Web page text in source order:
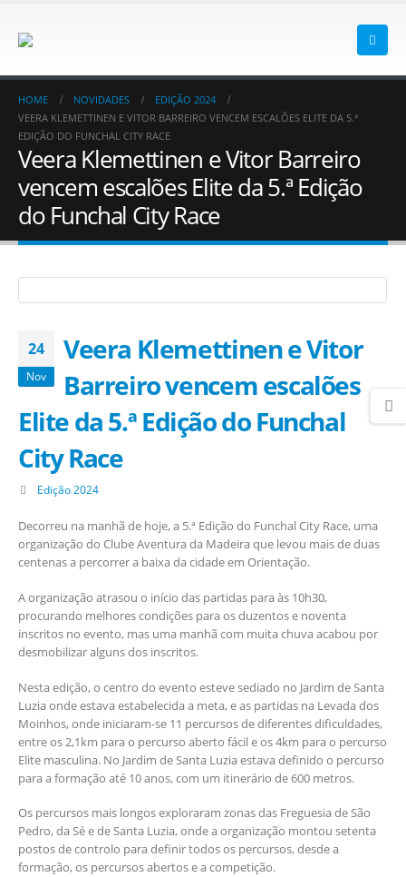
HOME NOVIDADES
EDIÇÃO 2024
VEERA KLEMETTINEN E VITOR BARREIRO VENCEM ESCALÕES ELITE DA 5.ª
EDIÇÃO DO FUNCHAL CITY RACE
Veera Klemettinen e Vitor Barreiro
vencem escalões Elite da 5.ª Edição
do Funchal City Race
24
Nov
Veera Klemettinen e Vitor
Barreiro vencem escalões
Elite da 5.ª Edição do Funchal
City Race
Edição 2024
Decorreu na manhã de hoje, a 5.ª Edição do Funchal City Race, uma
organização do Clube Aventura da Madeira que levou mais de duas
centenas a percorrer a baixa da cidade em Orientação.
A organização atrasou o início das partidas para às 10h30,
procurando melhores condições para os duzentos e noventa
inscritos no evento, mas uma manhã com muita chuva acabou por
desmobilizar alguns dos inscritos.
Nesta edição, o centro do evento esteve sediado no Jardim de Santa
Luzia onde estava estabelecida a meta, e as partidas na Levada dos
Moinhos, onde iniciaram-se 11 percursos de diferentes dificuldades,
entre os 2,1km para o percurso aberto fácil e os 4km para o percurso
Elite masculina. No Jardim de Santa Luzia estava definido o percurso
para a formação até 10 anos, com um itinerário de 600 metros.
Os percursos mais longos exploraram zonas das Freguesia de São
Pedro, da Sé e de Santa Luzia, onde a organização montou setenta
postos de controlo para definir todos os percursos, desde a
formação, os percursos abertos e a competição.